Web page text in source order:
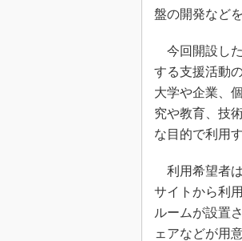
盤の開発など
今回開設し
する支援活動
大学や企業、
究や教育、技
な目的で利用
利用希望者
サイトから利
ルームが設置
ェアなどが用